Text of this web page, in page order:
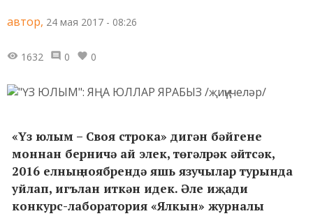
автор, 24 мая 2017 - 08:26
1632 0 0
«Үз юлым – Своя строка» дигән бәйгене
моннан берничә ай элек, төгәлрәк әйтсәк,
2016 елның ноябрендә яшь язучылар турында
уйлап, игълан иткән идек. Әле иҗади
конкурс-лаборатория «Ялкын» журналы